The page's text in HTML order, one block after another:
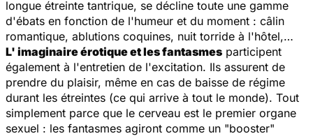
longue étreinte tantrique, se décline toute une gamme
d'ébats en fonction de l'humeur et du moment : câlin
romantique, ablutions coquines, nuit torride à l'hôtel,…
L' imaginaire érotique et les fantasmes participent
également à l'entretien de l'excitation. Ils assurent de
prendre du plaisir, même en cas de baisse de régime
durant les étreintes (ce qui arrive à tout le monde). Tout
simplement parce que le cerveau est le premier organe
sexuel : les fantasmes agiront comme un "booster"